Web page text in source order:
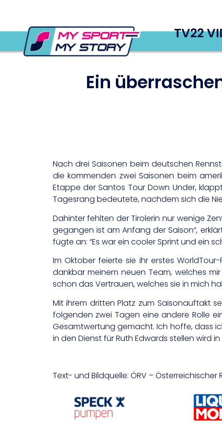
TV22
Ein
Nach drei Saisonen beim deutschen
die kommenden zwei Saisonen beim
Etappe der Santos Tour Down Under,
Tagesrang bedeutete, nachdem sich die
Dahinter fehlten der Tirolerin nur wenige
gegangen ist am Anfang der Saison“,
fügte an: “Es war ein cooler Sprint und ein
Im Oktober feierte sie ihr erstes
dankbar meinem neuen Team, welches
schon das Vertrauen, welches sie in mich
Mit ihrem dritten Platz zum Saisonauftakt
folgenden zwei Tagen eine andere Rolle
Gesamtwertung gemacht. Ich hoffe, dass
in den Dienst für Ruth Edwards stellen wird
Text- und Bildquelle: ÖRV –